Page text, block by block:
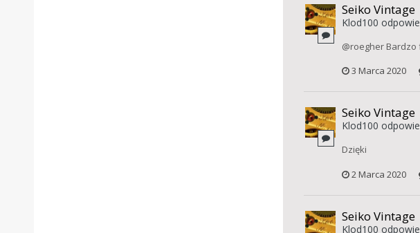
Seiko Vintage
Klod100
@roegher Bardzo
3 Marca 2020
Seiko Vintage
Klod100
Dzięki
2 Marca 2020
Seiko Vintage
Klod100